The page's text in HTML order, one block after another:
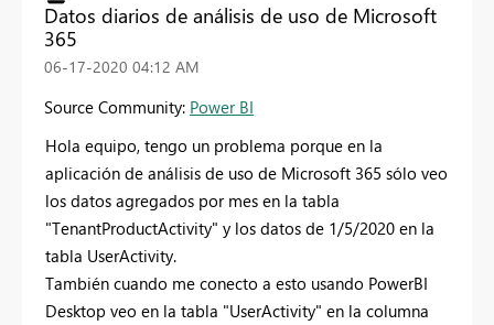
Datos diarios de análisis de uso de Microsoft
365
‎06-17-2020 04:12 AM
Source Community: Power BI
Hola equipo, tengo un problema porque en la
aplicación de análisis de uso de Microsoft 365 sólo veo
los datos agregados por mes en la tabla
"TenantProductActivity" y los datos de 1/5/2020 en la
tabla UserActivity.
También cuando me conecto a esto usando PowerBI
Desktop veo en la tabla "UserActivity" en la columna